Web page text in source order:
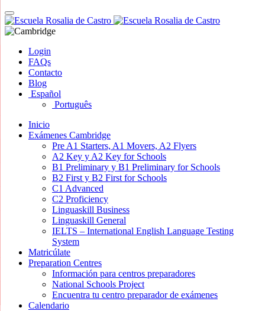
Skip
to
content
Toggle
navigation
Login
FAQs
Contacto
Blog
Español
Português
Inicio
Exámenes Cambridge
Pre A1 Starters, A1 Movers, A2 Flyers
A2 Key y A2 Key for Schools
B1 Preliminary y B1 Preliminary for Schools
B2 First y B2 First for Schools
C1 Advanced
C2 Proficiency
Linguaskill Business
Linguaskill General
IELTS – International English Language Testing
System
Matricúlate
Preparation Centres
Información para centros preparadores
National Schools Project
Encuentra tu centro preparador de exámenes
Calendario